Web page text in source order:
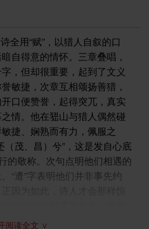
全用“赋”，以猎人自叙的口
自得意的情怀。三章叠唱，
，但却很重要，起到了文义
敏捷，次章互相颂扬善猎，
口便赞誉，起得突兀，真实
情。他在峱山与猎人偶然碰
捷、娴熟而有力，佩服之
（茂、昌）兮”，这是发自心底
的敬称。次句点明他们相遇的
“遭”字表明他们并非事先约
诗人虽然没有告诉读者逐猎
阅读全文 ∨